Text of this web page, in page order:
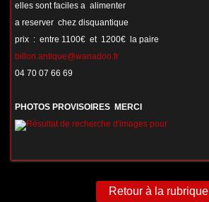
elles sont faciles a alimenter
a reserver chez disquantique
prix : entre 1100€ et 1200€ la paire
billon.antique@wanadoo.fr
04 70 07 66 69
PHOTOS PROVISOIRES MERCI
Retour à la rubrique